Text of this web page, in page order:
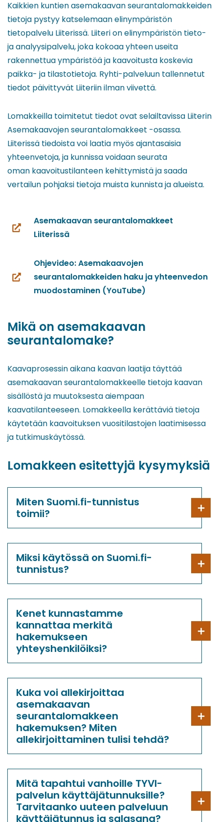
Kaikkien kuntien asemakaavan seurantalomakkeiden
tietoja pystyy katselemaan elinympäristön
tietopalvelu Liiterissä. Liiteri on elinympäristön tieto-
ja analyysipalvelu, joka kokoaa yhteen useita
rakennettua ympäristöä ja kaavoitusta koskevia
paikka- ja tilastotietoja. Ryhti-palveluun tallennetut
tiedot päivittyvät Liiteriin ilman viivettä.
Lomakkeilla toimitetut tiedot ovat selailtavissa Liiterin
Asemakaavojen seurantalomakkeet -osassa.
Liiterissä tiedoista voi laatia myös ajantasaisia
yhteenvetoja, ja kunnissa voidaan seurata
oman kaavoitustilanteen kehittymistä ja saada
vertailun pohjaksi tietoja muista kunnista ja alueista.
Asemakaavan seurantalomakkeet
Liiterissä
(siirryt
palveluun)Ohjevideo: Asemakaavojen
seurantalomakkeiden haku ja yhteenvedon
muodostaminen (YouTube)
(siirryt
toiseen
Mikä on asemakaavan
seurantalomake?
Kaavaprosessin aikana kaavan laatija täyttää
asemakaavan seurantalomakkeelle tietoja kaavan
sisällöstä ja muutoksesta aiempaan
kaavatilanteeseen. Lomakkeella kerättäviä tietoja
käytetään kaavoituksen vuositilastojen laatimisessa
ja tutkimuskäytössä.
Lomakkeen esitettyjä kysymyksiä
Miten Suomi.fi-tunnistus
toimii?
Miksi käytössä on Suomi.fi-
tunnistus?
Kenet kunnastamme
kannattaa merkitä
hakemukseen
yhteyshenkilöiksi?
Kuka voi allekirjoittaa
asemakaavan
seurantalomakkeen
hakemuksen? Miten
allekirjoittaminen tulisi tehdä?
Mitä tapahtui vanhoille TYVI-
palvelun käyttäjätunnuksille?
Tarvitaanko uuteen palveluun
käyttäjätunnus ja salasana?